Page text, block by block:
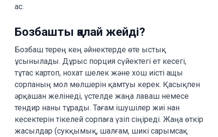
ас.
Бозбашты қалай жейді?
Бозбаш терең кең әйнектерде өте ыстық
ұсынылады. Дұрыс порция сүйектегі ет кесегі,
тұтас картоп, нохат шелек және хош иісті ащы
сорпаның мол мөлшерін қамтуы керек. Қасықпен
әрқашан желінеді, үстелде жаңа лаваш немесе
тендир наны тұрады. Тағам ішушілер жиі нан
кесектерін тікелей сорпаға үзіп сіңіреді. Жаңа өткір
жасылдар (сукқымық, шалғам, шикі сарымсақ